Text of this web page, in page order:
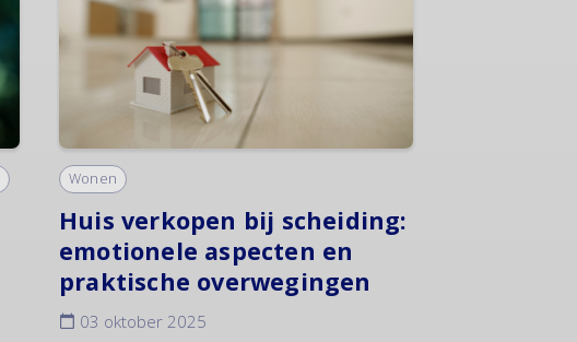
Wonen
Huis verkopen bij scheiding:
emotionele aspecten en
praktische overwegingen
03 oktober 2025